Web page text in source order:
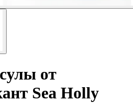
от
Sea Holly